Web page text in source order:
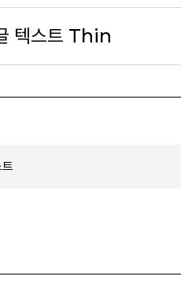
텍스트 Thin